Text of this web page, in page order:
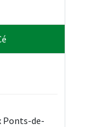
Ponts-de-